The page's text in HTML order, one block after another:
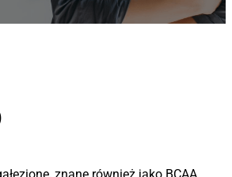
znane również jako BCAA